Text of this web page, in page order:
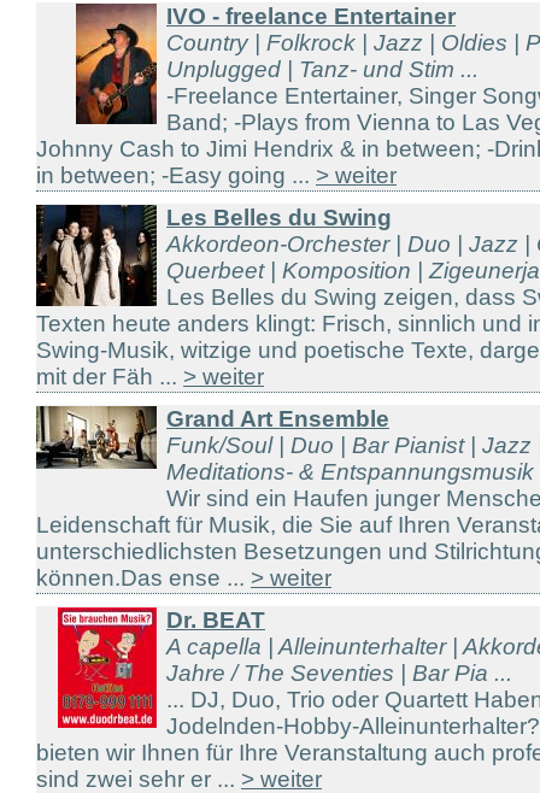
IVO - freelance Entertainer
Country | Folkrock | Jazz | Oldies |
Unplugged | Tanz- und Stim ...
-Freelance Entertainer, Singer
Band; -Plays from Vienna to Las
Johnny Cash to Jimi Hendrix & in between; -
in between; -Easy going ... > weiter
Les Belles du Swing
Akkordeon-Orchester | Duo | Jazz |
Querbeet | Komposition |
Les Belles du Swing zeigen, dass
Texten heute anders klingt: Frisch, sinnlich und
Swing-Musik, witzige und poetische Texte,
mit der Fäh ... > weiter
Grand Art Ensemble
Funk/Soul | Duo | Bar Pianist | Jazz
Meditations- & Entspannungsmusik
Wir sind ein Haufen junger
Leidenschaft für Musik, die Sie auf Ihren
unterschiedlichsten Besetzungen und
können.Das ense ... > weiter
Dr. BEAT
A capella | Alleinunterhalter |
Jahre / The Seventies | Bar Pia ...
... DJ, Duo, Trio oder Quartett
Jodelnden-Hobby-
bieten wir Ihnen für Ihre Veranstaltung auch
sind zwei sehr er ... > weiter